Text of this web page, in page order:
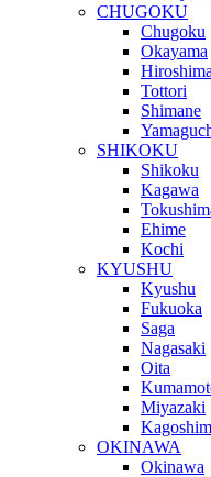
CHUGOKU
Chugoku
Okayama
Hiroshima
Tottori
Shimane
SHIKOKU
Shikoku
Kagawa
Ehime
Kochi
KYUSHU
Kyushu
Fukuoka
Saga
Nagasaki
Oita
Miyazaki
OKINAWA
Okinawa